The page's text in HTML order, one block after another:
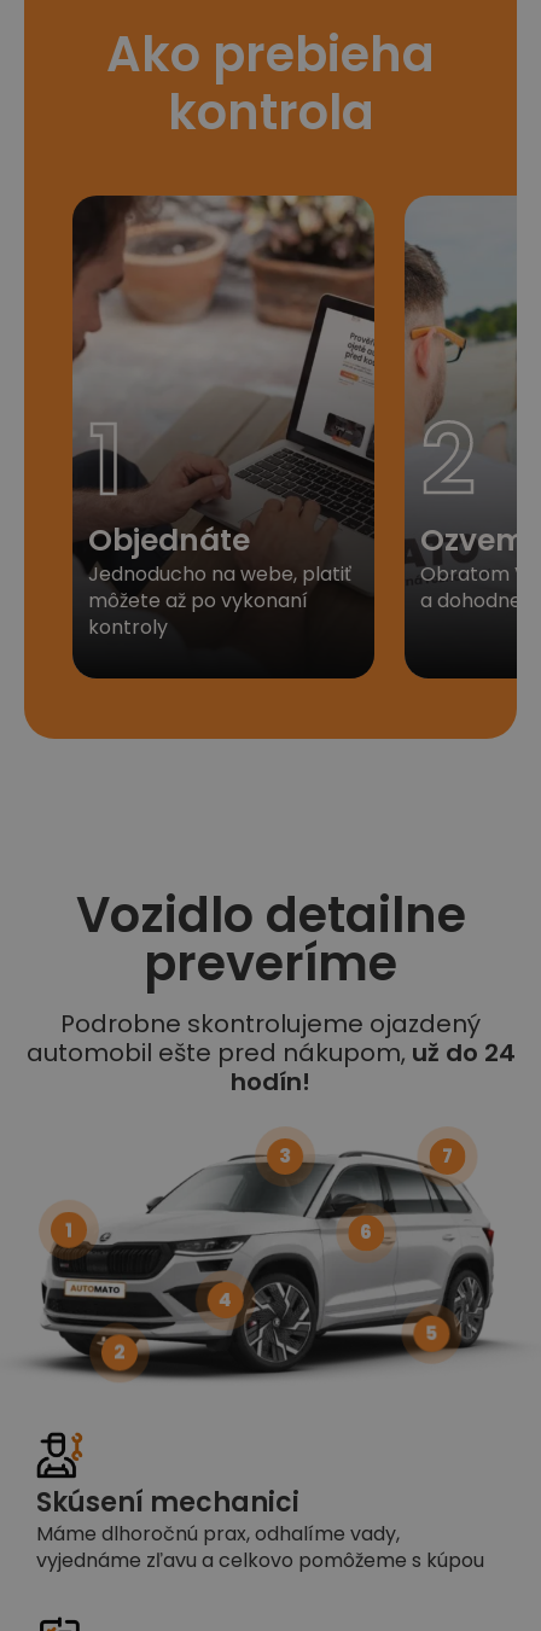
Ako prebieha
kontrola
1
Objednáte
Jednoducho na webe, platiť
môžete až po vykonaní
kontroly
2
Obratom
a
Vozidlo detailne
preveríme
Podrobne skontrolujeme ojazdený
automobil ešte pred nákupom, už do 24
hodín!
Skúsení mechanici
Máme dlhoročnú prax, odhalíme vady,
vyjednáme zľavu a celkovo pomôžeme s kúpou
1
2
3
4
5
6
7